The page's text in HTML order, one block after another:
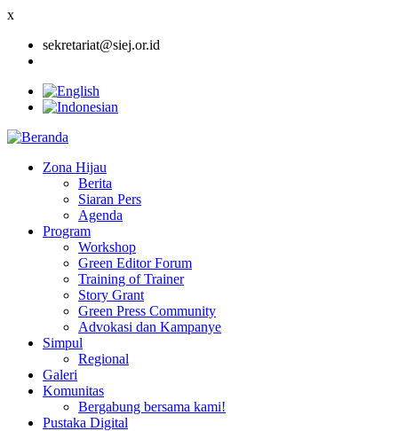
x
sekretariat@siej.or.id
navigation
Zona Hijau
Berita
Siaran Pers
Agenda
Program
Workshop
Green Editor Forum
Training of Trainer
Story Grant
Green Press Community
Advokasi dan Kampanye
Simpul
Regional
Galeri
Komunitas
Bergabung bersama kami!
Pustaka Digital